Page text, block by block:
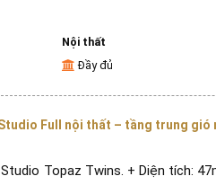
Nội thất
Đầy đủ
Full nội thất – tầng trung gió
Topaz Twins. + Diện tích: